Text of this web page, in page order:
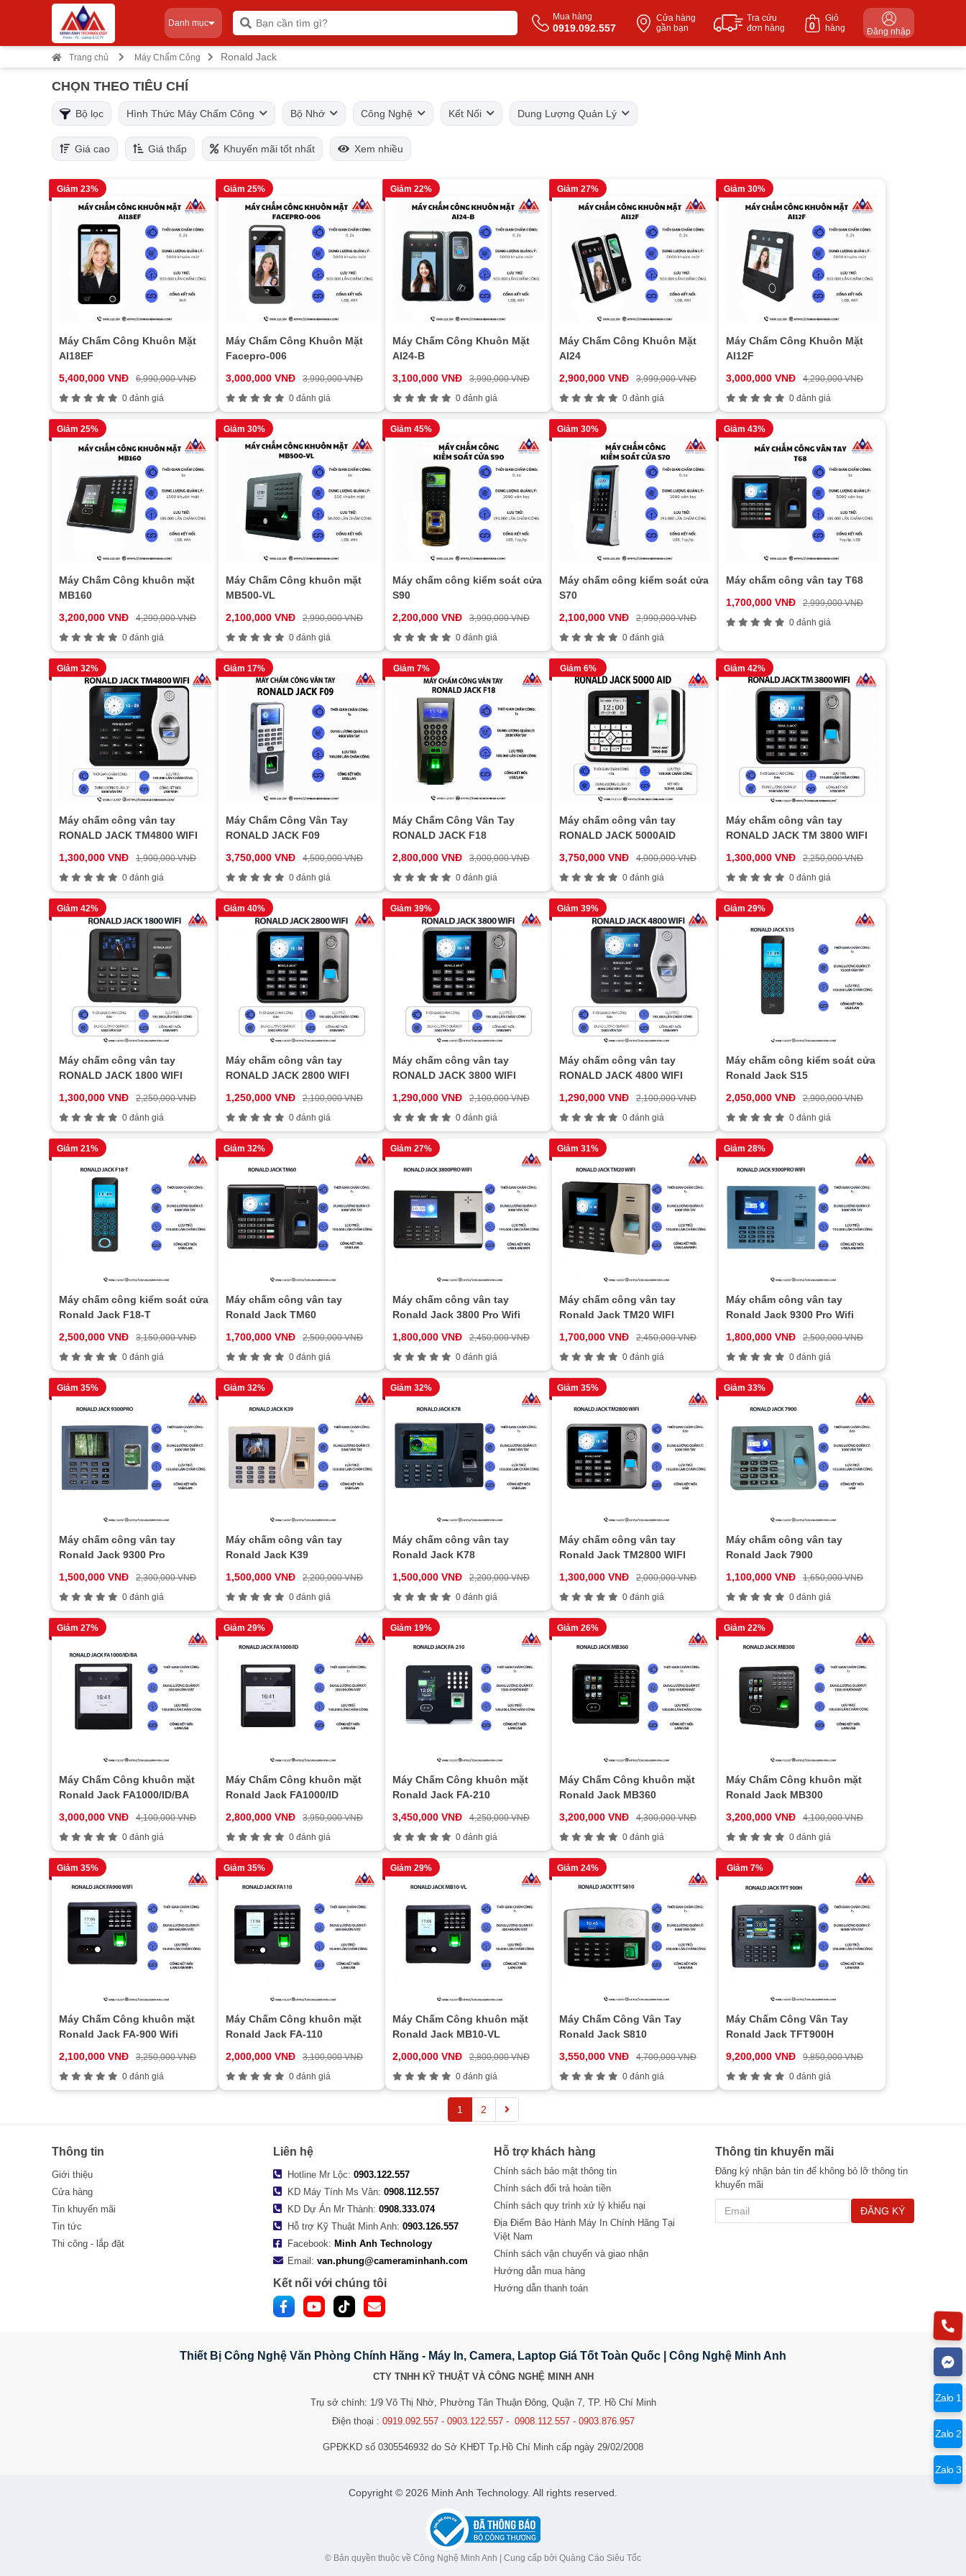
Danh mục
Mua hàng
0919.092.557
Cửa hàng
gần bạn
Tra cứu
đơn hàng
Giỏ
hàng
0 Đăng nhập
Trang chủ Máy Chấm Công Ronald Jack
CHỌN THEO TIÊU CHÍ
Bộ lọc Hình Thức Máy Chấm Công Bộ Nhớ Công Nghệ Kết Nối Dung Lượng Quản Lý
Giá cao Giá thấp Khuyến mãi tốt nhất Xem nhiều
Giảm 23%
Máy Chấm Công Khuôn Mặt
AI18EF
5,400,000 VNĐ
6,990,000 VNĐ
0 đánh giá
Giảm 25%
Máy Chấm Công Khuôn Mặt
Facepro-006
3,000,000 VNĐ
3,990,000 VNĐ
0 đánh giá
Giảm 22%
Máy Chấm Công Khuôn Mặt
AI24-B
3,100,000 VNĐ
3,990,000 VNĐ
0 đánh giá
Giảm 27%
Máy Chấm Công Khuôn Mặt
AI24
2,900,000 VNĐ
3,999,000 VNĐ
0 đánh giá
Giảm 30%
Máy Chấm Công Khuôn Mặt
AI12F
3,000,000 VNĐ
4,290,000 VNĐ
0 đánh giá
Giảm 25%
Máy Chấm Công khuôn mặt
MB160
3,200,000 VNĐ
4,290,000 VNĐ
0 đánh giá
Giảm 30%
Máy Chấm Công khuôn mặt
MB500-VL
2,100,000 VNĐ
2,990,000 VNĐ
0 đánh giá
Giảm 45%
Máy chấm công kiểm soát cửa
S90
2,200,000 VNĐ
3,990,000 VNĐ
0 đánh giá
Giảm 30%
Máy chấm công kiểm soát cửa
S70
2,100,000 VNĐ
2,990,000 VNĐ
0 đánh giá
Giảm 43%
Máy chấm công vân tay T68
1,700,000 VNĐ
2,999,000 VNĐ
0 đánh giá
Giảm 32%
Máy chấm công vân tay
RONALD JACK TM4800 WIFI
1,300,000 VNĐ
1,900,000 VNĐ
0 đánh giá
Giảm 17%
Máy Chấm Công Vân Tay
RONALD JACK F09
3,750,000 VNĐ
4,500,000 VNĐ
0 đánh giá
Giảm 7%
Máy Chấm Công Vân Tay
RONALD JACK F18
2,800,000 VNĐ
3,000,000 VNĐ
0 đánh giá
Giảm 6%
Máy chấm công vân tay
RONALD JACK 5000AID
3,750,000 VNĐ
4,000,000 VNĐ
0 đánh giá
Giảm 42%
Máy chấm công vân tay
RONALD JACK TM 3800 WIFI
1,300,000 VNĐ
2,250,000 VNĐ
0 đánh giá
Giảm 42%
Máy chấm công vân tay
RONALD JACK 1800 WIFI
1,300,000 VNĐ
2,250,000 VNĐ
0 đánh giá
Giảm 40%
Máy chấm công vân tay
RONALD JACK 2800 WIFI
1,250,000 VNĐ
2,100,000 VNĐ
0 đánh giá
Giảm 39%
Máy chấm công vân tay
RONALD JACK 3800 WIFI
1,290,000 VNĐ
2,100,000 VNĐ
0 đánh giá
Giảm 39%
Máy chấm công vân tay
RONALD JACK 4800 WIFI
1,290,000 VNĐ
2,100,000 VNĐ
0 đánh giá
Giảm 29%
Máy chấm công kiểm soát cửa
Ronald Jack S15
2,050,000 VNĐ
2,900,000 VNĐ
0 đánh giá
Giảm 21%
Máy chấm công kiểm soát cửa
Ronald Jack F18-T
2,500,000 VNĐ
3,150,000 VNĐ
0 đánh giá
Giảm 32%
Máy chấm công vân tay
Ronald Jack TM60
1,700,000 VNĐ
2,500,000 VNĐ
0 đánh giá
Giảm 27%
Máy chấm công vân tay
Ronald Jack 3800 Pro Wifi
1,800,000 VNĐ
2,450,000 VNĐ
0 đánh giá
Giảm 31%
Máy chấm công vân tay
Ronald Jack TM20 WIFI
1,700,000 VNĐ
2,450,000 VNĐ
0 đánh giá
Giảm 28%
Máy chấm công vân tay
Ronald Jack 9300 Pro Wifi
1,800,000 VNĐ
2,500,000 VNĐ
0 đánh giá
Giảm 35%
Máy chấm công vân tay
Ronald Jack 9300 Pro
1,500,000 VNĐ
2,300,000 VNĐ
0 đánh giá
Giảm 32%
Máy chấm công vân tay
Ronald Jack K39
1,500,000 VNĐ
2,200,000 VNĐ
0 đánh giá
Giảm 32%
Máy chấm công vân tay
Ronald Jack K78
1,500,000 VNĐ
2,200,000 VNĐ
0 đánh giá
Giảm 35%
Máy chấm công vân tay
Ronald Jack TM2800 WIFI
1,300,000 VNĐ
2,000,000 VNĐ
0 đánh giá
Giảm 33%
Máy chấm công vân tay
Ronald Jack 7900
1,100,000 VNĐ
1,650,000 VNĐ
0 đánh giá
Giảm 27%
Máy Chấm Công khuôn mặt
Ronald Jack FA1000/ID/BA
3,000,000 VNĐ
4,100,000 VNĐ
0 đánh giá
Giảm 29%
Máy Chấm Công khuôn mặt
Ronald Jack FA1000/ID
2,800,000 VNĐ
3,950,000 VNĐ
0 đánh giá
Giảm 19%
Máy Chấm Công khuôn mặt
Ronald Jack FA-210
3,450,000 VNĐ
4,250,000 VNĐ
0 đánh giá
Giảm 26%
Máy Chấm Công khuôn mặt
Ronald Jack MB360
3,200,000 VNĐ
4,300,000 VNĐ
0 đánh giá
Giảm 22%
Máy Chấm Công khuôn mặt
Ronald Jack MB300
3,200,000 VNĐ
4,100,000 VNĐ
0 đánh giá
Giảm 35%
Máy Chấm Công khuôn mặt
Ronald Jack FA-900 Wifi
2,100,000 VNĐ
3,250,000 VNĐ
0 đánh giá
Giảm 35%
Máy Chấm Công khuôn mặt
Ronald Jack FA-110
2,000,000 VNĐ
3,100,000 VNĐ
0 đánh giá
Giảm 29%
Máy Chấm Công khuôn mặt
Ronald Jack MB10-VL
2,000,000 VNĐ
2,800,000 VNĐ
0 đánh giá
Giảm 24%
Máy Chấm Công Vân Tay
Ronald Jack S810
3,550,000 VNĐ
4,700,000 VNĐ
0 đánh giá
Giảm 7%
Máy Chấm Công Vân Tay
Ronald Jack TFT900H
9,200,000 VNĐ
9,850,000 VNĐ
0 đánh giá
1 2
Thông tin
Giới thiệu
Cửa hàng
Tin khuyến mãi
Tin tức
Thi công - lắp đặt
Liên hệ
Hotline Mr Lộc: 0903.122.557
KD Máy Tính Ms Vân: 0908.112.557
KD Dự Án Mr Thành: 0908.333.074
Hỗ trợ Kỹ Thuật Minh Anh: 0903.126.557
Facebook: Minh Anh Technology
Email: van.phung@cameraminhanh.com
Kết nối với chúng tôi
Hỗ trợ khách hàng
Chính sách bảo mật thông tin
Chính sách đổi trả hoàn tiền
Chính sách quy trình xử lý khiếu nại
Địa Điểm Bảo Hành Máy In Chính Hãng Tại
Việt Nam
Chính sách vận chuyển và giao nhận
Hướng dẫn mua hàng
Hướng dẫn thanh toán
Thông tin khuyến mãi
Đăng ký nhận bản tin để không bỏ lỡ thông tin
khuyến mãi
ĐĂNG KÝ
Thiết Bị Công Nghệ Văn Phòng Chính Hãng - Máy In, Camera, Laptop Giá Tốt Toàn Quốc | Công Nghệ Minh Anh
CTY TNHH KỸ THUẬT VÀ CÔNG NGHỆ MINH ANH
Trụ sở chính: 1/9 Võ Thị Nhờ, Phường Tân Thuận Đông, Quận 7, TP. Hồ Chí Minh
Điện thoại : 0919.092.557 - 0903.122.557 - 0908.112.557 - 0903.876.957
GPĐKKD số 0305546932 do Sở KHĐT Tp.Hồ Chí Minh cấp ngày 29/02/2008
​​​​​​Copyright © 2026 Minh Anh Technology. All rights reserved.
© Bản quyền thuộc về Công Nghệ Minh Anh | Cung cấp bởi Quảng Cáo Siêu Tốc
Zalo 1
Zalo 2
Zalo 3